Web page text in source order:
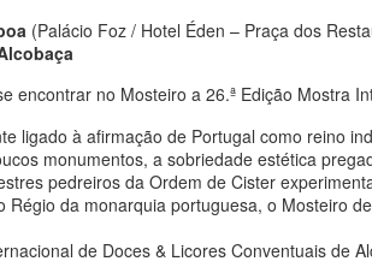
(Palácio Foz / Hotel Éden – Praça dos
encontrar no Mosteiro a 26.ª Edição Mostra
ligado à afirmação de Portugal como reino
monumentos, a sobriedade estética
pedreiros da Ordem de Cister
Régio da monarquia portuguesa, o Mosteiro
de Doces & Licores Conventuais de